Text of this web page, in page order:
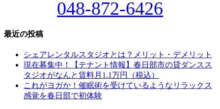
048-872-6426
最近の投稿
シェアレンタルスタジオとは？メリット・デメリット
現在募集中！【テナント情報】春日部市の貸ダンスス
タジオがなんと賃料月1.1万円（税込）
これがヨガか！催眠術を受けているようなリラックス
感覚を春日部で初体験